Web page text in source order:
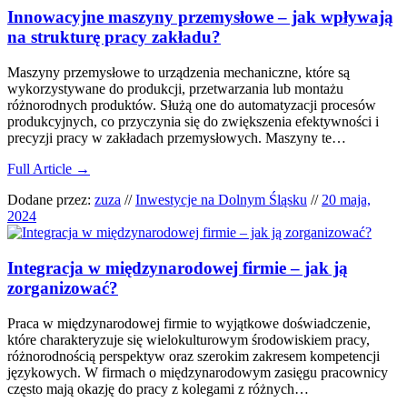
Innowacyjne maszyny przemysłowe – jak wpływają
na strukturę pracy zakładu?
Maszyny przemysłowe to urządzenia mechaniczne, które są
wykorzystywane do produkcji, przetwarzania lub montażu
różnorodnych produktów. Służą one do automatyzacji procesów
produkcyjnych, co przyczynia się do zwiększenia efektywności i
precyzji pracy w zakładach przemysłowych. Maszyny te…
Full Article →
Dodane przez: zuza // Inwestycje na Dolnym Śląsku // 20 maja,
2024
Integracja w międzynarodowej firmie – jak ją
zorganizować?
Praca w międzynarodowej firmie to wyjątkowe doświadczenie,
które charakteryzuje się wielokulturowym środowiskiem pracy,
różnorodnością perspektyw oraz szerokim zakresem kompetencji
językowych. W firmach o międzynarodowym zasięgu pracownicy
często mają okazję do pracy z kolegami z różnych…